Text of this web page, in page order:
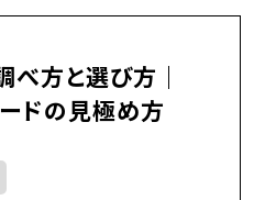
べ方と選び方｜
ドの見極め方